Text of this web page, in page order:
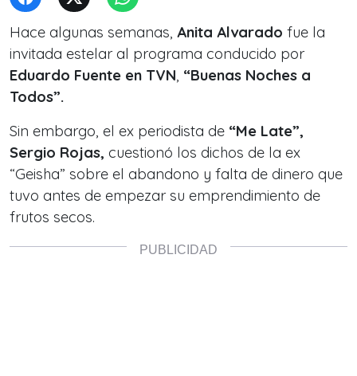
Hace algunas semanas, Anita Alvarado fue la
invitada estelar al programa conducido por
Eduardo Fuente en TVN, “Buenas Noches a
Todos”.
Sin embargo, el ex periodista de “Me Late”,
Sergio Rojas, cuestionó los dichos de la ex
“Geisha” sobre el abandono y falta de dinero que
tuvo antes de empezar su emprendimiento de
frutos secos.